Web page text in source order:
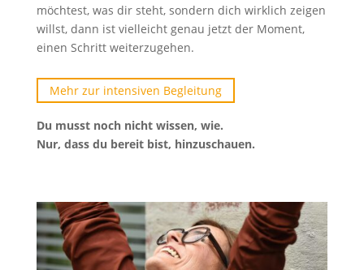
möchtest, was dir steht, sondern dich wirklich zeigen
willst, dann ist vielleicht genau jetzt der Moment,
einen Schritt weiterzugehen.
Mehr zur intensiven Begleitung
Du musst noch nicht wissen, wie.
Nur, dass du bereit bist, hinzuschauen.